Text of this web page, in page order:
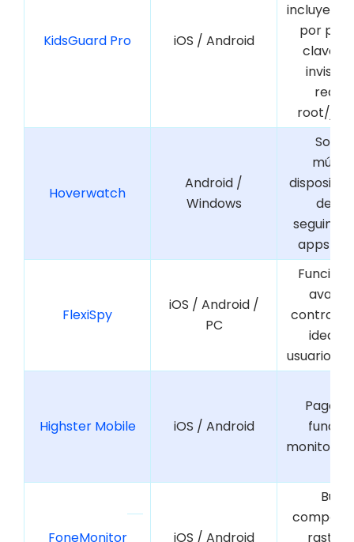
KidsGuard Pro iOS / Android
incluye
por
clave,
root/
Hoverwatch
Android /
Windows
de
apps
FlexiSpy
iOS / Android /
PC
control
ideal
usuarios
Highster Mobile iOS / Android
Pago
FoneMonitor iOS / Android